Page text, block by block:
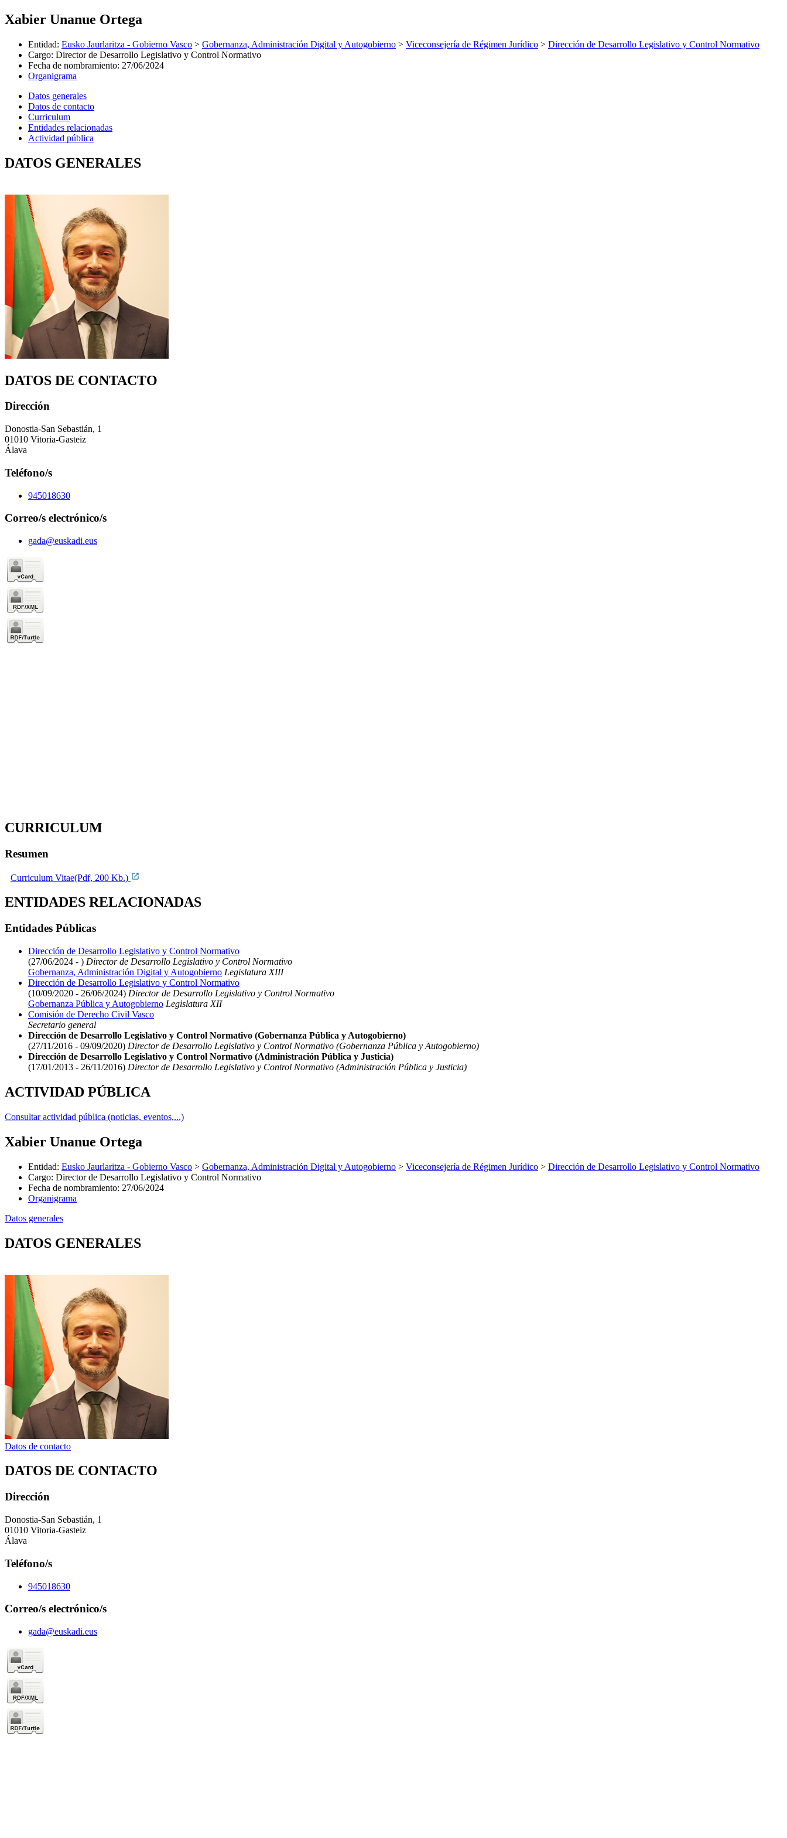
Xabier Unanue Ortega
Entidad: Eusko Jaurlaritza - Gobierno Vasco > Gobernanza, Administración Digital y Autogobierno > Viceconsejería de Régimen Jurídico > Dirección de Desarrollo Legislativo y Control Normativo
Cargo: Director de Desarrollo Legislativo y Control Normativo
Fecha de nombramiento: 27/06/2024
Organigrama
Datos generales
Datos de contacto
Curriculum
Entidades relacionadas
Actividad pública
DATOS GENERALES
DATOS DE CONTACTO
Dirección
Donostia-San Sebastián, 1
01010 Vitoria-Gasteiz
Álava
Teléfono/s
945018630
Correo/s electrónico/s
gada@euskadi.eus
CURRICULUM
Resumen
Curriculum Vitae(Pdf, 200 Kb.)
ENTIDADES RELACIONADAS
Entidades Públicas
Dirección de Desarrollo Legislativo y Control Normativo
(27/06/2024 - ) Director de Desarrollo Legislativo y Control Normativo
Gobernanza, Administración Digital y Autogobierno Legislatura XIII
Dirección de Desarrollo Legislativo y Control Normativo
(10/09/2020 - 26/06/2024) Director de Desarrollo Legislativo y Control Normativo
Gobernanza Pública y Autogobierno Legislatura XII
Comisión de Derecho Civil Vasco
Secretario general
Dirección de Desarrollo Legislativo y Control Normativo (Gobernanza Pública y Autogobierno)
(27/11/2016 - 09/09/2020) Director de Desarrollo Legislativo y Control Normativo (Gobernanza Pública y Autogobierno)
Dirección de Desarrollo Legislativo y Control Normativo (Administración Pública y Justicia)
(17/01/2013 - 26/11/2016) Director de Desarrollo Legislativo y Control Normativo (Administración Pública y Justicia)
ACTIVIDAD PÚBLICA
Consultar actividad pública (noticias, eventos,...)
Xabier Unanue Ortega
Entidad: Eusko Jaurlaritza - Gobierno Vasco > Gobernanza, Administración Digital y Autogobierno > Viceconsejería de Régimen Jurídico > Dirección de Desarrollo Legislativo y Control Normativo
Cargo: Director de Desarrollo Legislativo y Control Normativo
Fecha de nombramiento: 27/06/2024
Organigrama
Datos generales
DATOS GENERALES
Datos de contacto
DATOS DE CONTACTO
Dirección
Donostia-San Sebastián, 1
01010 Vitoria-Gasteiz
Álava
Teléfono/s
945018630
Correo/s electrónico/s
gada@euskadi.eus